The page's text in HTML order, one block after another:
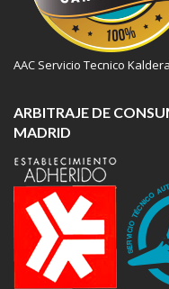
AAC Servicio Tecnico
ARBITRAJE DE
MADRID